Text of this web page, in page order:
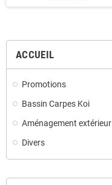
ACCUEIL
Promotions
Bassin Carpes Koi
Aménagement extérieur
Divers